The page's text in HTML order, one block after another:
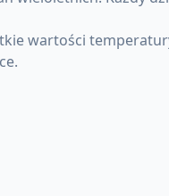
wartości